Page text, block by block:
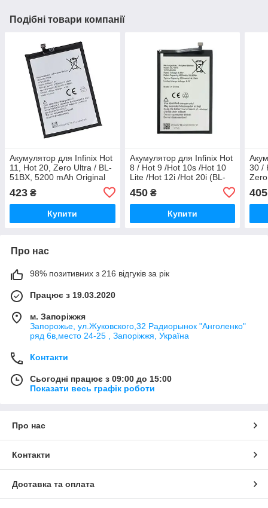
Подібні товари компанії
Акумулятор для Infinix Hot
11, Hot 20, Zero Ultra / BL-
51BX, 5200 mAh Original
423 ₴
Купити
Акумулятор для Infinix Hot
8 / Hot 9 /Hot 10s /Hot 10
Lite /Hot 12i /Hot 20i (BL-
450₴
Купити
30 /
405
Про нас
98% позитивних з 216 відгуків за рік
Працює з 19.03.2020
м. Запоріжжя
Запорожье, ул.Жуковского,32 Радиорынок "Анголенко"
ряд 6в,место 24-25 , Запоріжжя, Україна
Контакти
Сьогодні працює з 09:00 до 15:00
Показати весь графік роботи
Про нас
Контакти
Доставка та оплата